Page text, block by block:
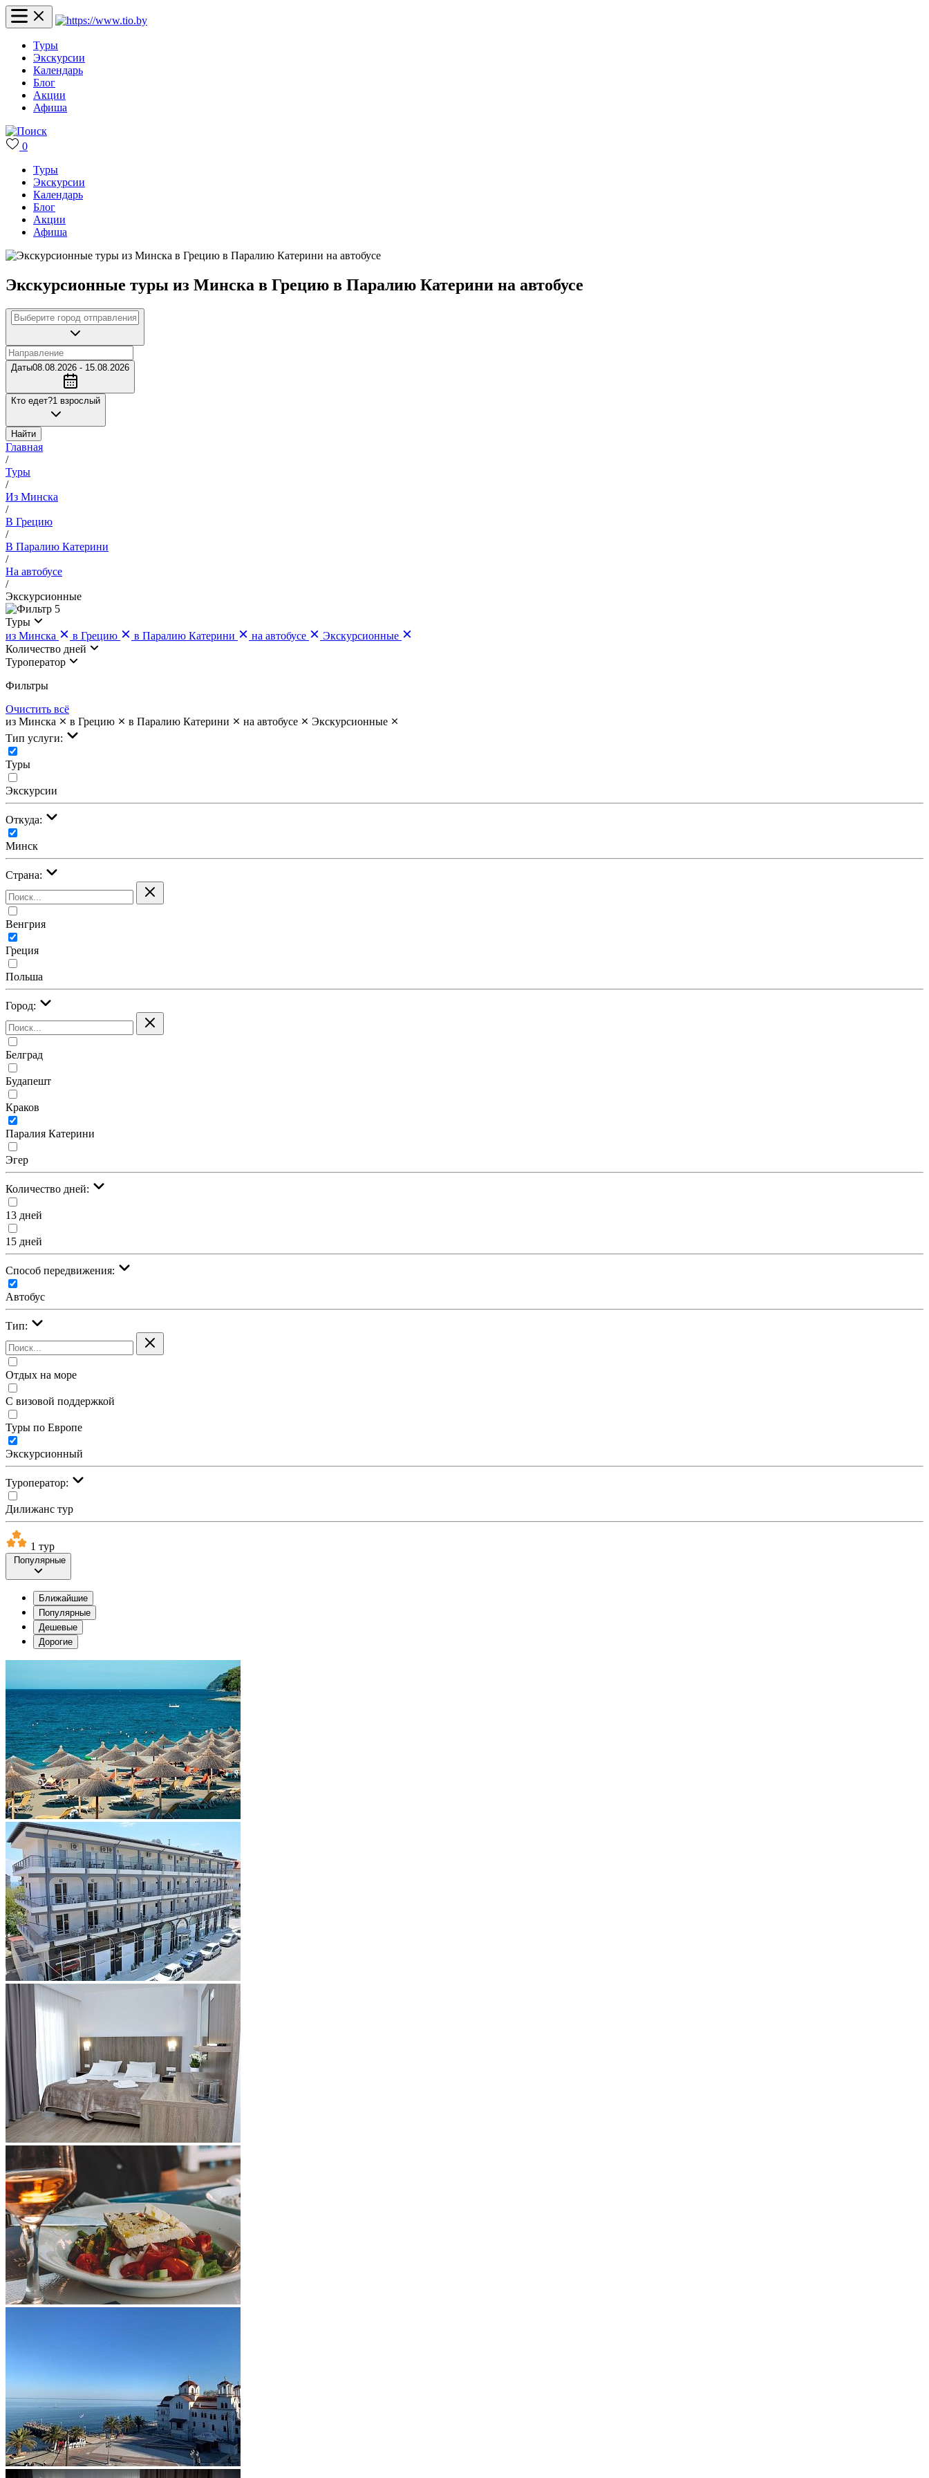
Туры
Экскурсии
Календарь
Блог
Акции
Афиша
0
Туры
Экскурсии
Календарь
Блог
Акции
Афиша
Экскурсионные туры из Минска в Грецию в Паралию Катерини на автобусе
Даты08.08.2026 - 15.08.2026
Кто едет?1 взрослый
Найти
Главная
/
Туры
/
Из Минска
/
В Грецию
/
В Паралию Катерини
/
На автобусе
/
Экскурсионные
5
Туры
из Минска
в Грецию в Паралию Катерини на автобусе
Экскурсионные
Количество дней
Туроператор
Фильтры
Очистить всё
из Минска
в Грецию в Паралию Катерини на автобусе
Экскурсионные
Тип услуги:
Туры
Экскурсии
Откуда:
Минск
Страна:
Венгрия
Греция
Польша
Город:
Белград
Будапешт
Краков
Паралия Катерини
Эгер
Количество дней:
13 дней
15 дней
Cпособ передвижения:
Автобус
Тип:
Отдых на море
С визовой поддержкой
Туры по Европе
Экскурсионный
Туроператор:
Дилижанс тур
1 тур
Популярные
Ближайшие
Популярные
Дешевые
Дорогие